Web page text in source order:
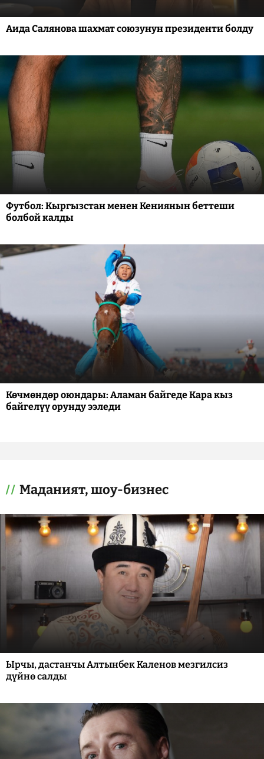
Аида Салянова шахмат союзунун президенти болду
Футбол: Кыргызстан менен Кениянын беттеши
болбой калды
Көчмөндөр оюндары: Аламан байгеде Кара кыз
байгелүү орунду ээледи
Маданият, шоу-бизнес
Ырчы, дастанчы Алтынбек Каленов мезгилсиз
дүйнө салды